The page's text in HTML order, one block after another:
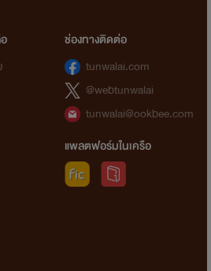
ช่องทางติดต่อ
tunwalai.com
@webtunwalai
tunwalai@ookbee.com
แพลตฟอร์มในเครือ